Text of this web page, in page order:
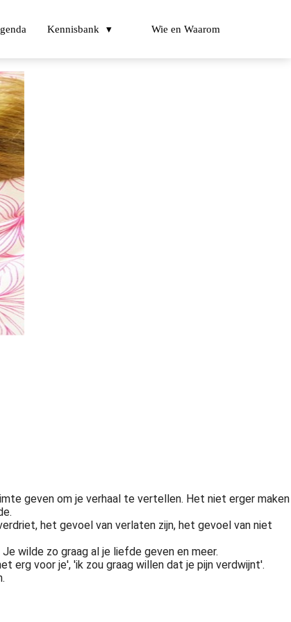
Kennisbank Wie en Waarom
geven om je verhaal te vertellen. Het niet erger maken
het gevoel van verlaten zijn, het gevoel van niet
wilde zo graag al je liefde geven en meer.
erg voor je', 'ik zou graag willen dat je pijn verdwijnt'.